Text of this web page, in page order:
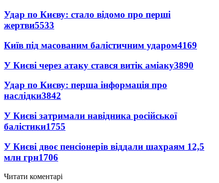
Удар по Києву: стало відомо про перші
жертви5533
Київ під масованим балістичним ударом4169
У Києві через атаку стався витік аміаку3890
Удар по Києву: перша інформація про
наслідки3842
У Києві затримали навідника російської
балістики1755
У Києві двоє пенсіонерів віддали шахраям 12,5
млн грн1706
Читати коментарі